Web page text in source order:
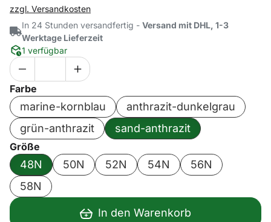
zzgl. Versandkosten
In 24 Stunden versandfertig - Versand mit DHL, 1-3
Werktage Lieferzeit
1 verfügbar
Farbe
marine-kornblau
anthrazit-dunkelgrau
grün-anthrazit
sand-anthrazit
Größe
48N 50N 52N 54N
56N
58N
In den Warenkorb